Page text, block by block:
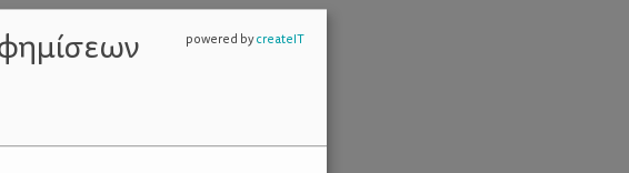
powered bycreateIT